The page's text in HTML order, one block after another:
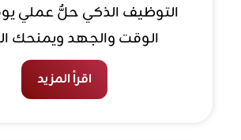
التوظيف الذكي حلٌّ عملي
الوقت والجهد ويمنحك
اقرأ المزيد